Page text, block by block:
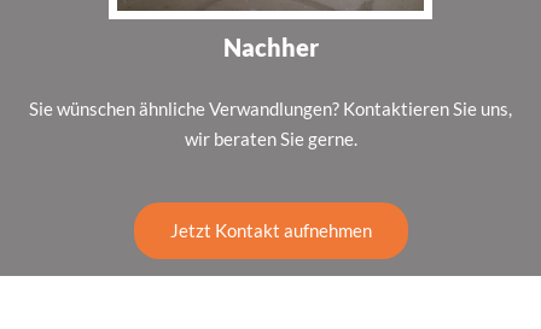
Nachher
Sie wünschen ähnliche Verwandlungen? Kontaktieren Sie uns,
wir beraten Sie gerne.
Jetzt Kontakt aufnehmen